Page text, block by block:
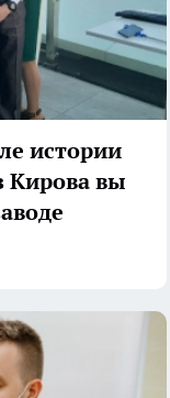
истории
Кирова вы